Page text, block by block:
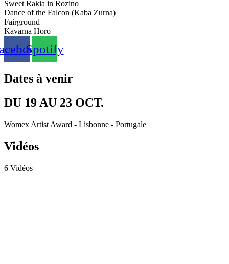
Sweet Rakia in Rozino
Dance of the Falcon (Kaba Zurna)
Fairground
Kavarna Horo
Spotify
Dates à venir
DU 19 AU 23 OCT.
Womex Artist Award - Lisbonne - Portugale
Vidéos
6 Vidéos